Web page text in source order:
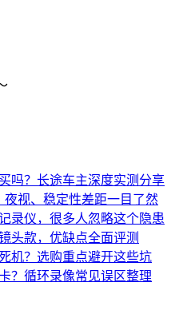
吗？长途车主深度实测分享
视、稳定性差距一目了然
录仪，很多人忽略这个隐患
头款，优缺点全面评测
机？选购重点避开这些坑
？循环录像常见误区整理